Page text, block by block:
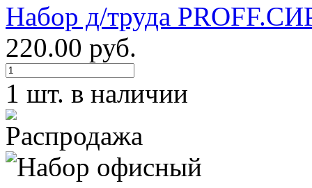
Набор д/труда
220.00 руб.
1 шт. в наличии